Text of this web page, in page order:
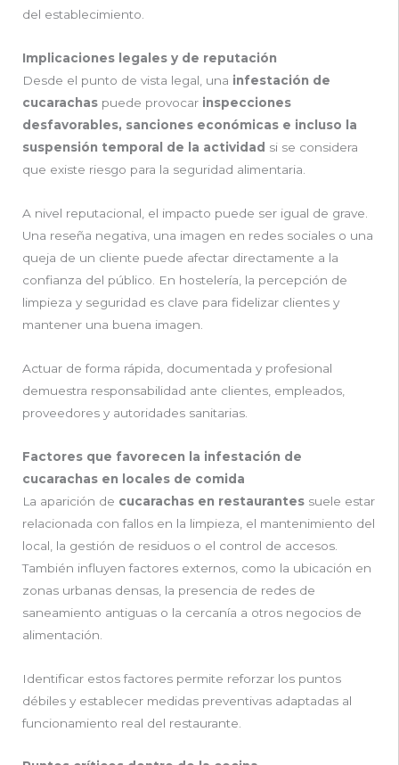
del establecimiento.
Implicaciones legales y de reputación
Desde el punto de vista legal, una infestación de
cucarachas puede provocar inspecciones
desfavorables, sanciones económicas e incluso la
suspensión temporal de la actividad si se considera
que existe riesgo para la seguridad alimentaria.
A nivel reputacional, el impacto puede ser igual de grave.
Una reseña negativa, una imagen en redes sociales o una
queja de un cliente puede afectar directamente a la
confianza del público. En hostelería, la percepción de
limpieza y seguridad es clave para fidelizar clientes y
mantener una buena imagen.
Actuar de forma rápida, documentada y profesional
demuestra responsabilidad ante clientes, empleados,
proveedores y autoridades sanitarias.
Factores que favorecen la infestación de
cucarachas en locales de comida
La aparición de cucarachas en restaurantes suele estar
relacionada con fallos en la limpieza, el mantenimiento del
local, la gestión de residuos o el control de accesos.
También influyen factores externos, como la ubicación en
zonas urbanas densas, la presencia de redes de
saneamiento antiguas o la cercanía a otros negocios de
alimentación.
Identificar estos factores permite reforzar los puntos
débiles y establecer medidas preventivas adaptadas al
funcionamiento real del restaurante.